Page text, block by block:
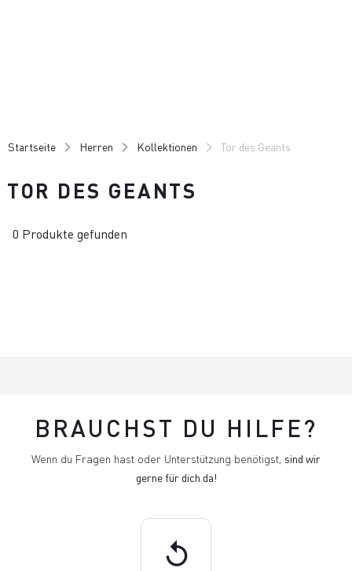
Startseite Herren Kollektionen Tor des Geants
TOR DES GEANTS
0 Produkte gefunden
BRAUCHST DU HILFE?
Wenn du Fragen hast oder Unterstützung benötigst, sind wir
gerne für dich da!
replay